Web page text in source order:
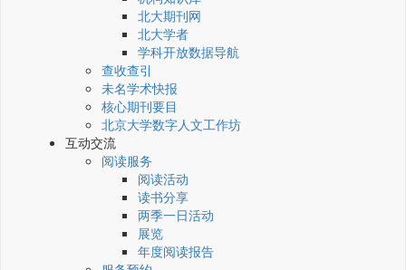
北大期刊网
北大学者
学科开放数据导航
查收查引
未名学术快报
核心期刊要目
北京大学数字人文工作坊
互动交流
阅读服务
阅读活动
读书分享
两季一日活动
展览
年度阅读报告